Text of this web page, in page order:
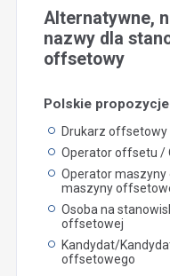
Alternatywne,
nazwy dla
offsetowy
Polskie propozycje
Drukarz
Operator offsetu /
Operator
maszyny
Osoba na
offsetowej
Kandydat/
offsetowego